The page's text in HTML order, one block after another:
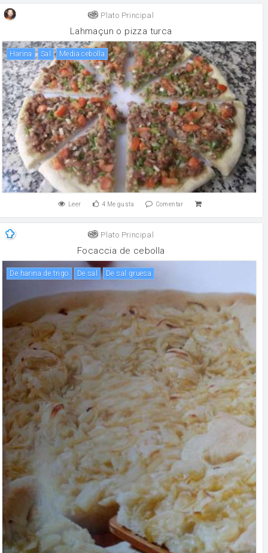
Plato Principal
Lahmaçun o pizza turca
harina sal Media cebolla
Leer 4 Me gusta Comentar
Plato Principal
Focaccia de cebolla
De harina de trigo De sal De sal gruesa